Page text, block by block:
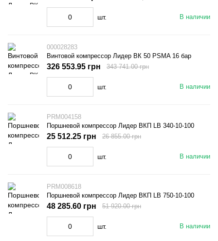
В наличии
шт.
000028283
Винтовой компрессор Лидер ВК 50 PSMA 16 бар
В наличии
326 553.95 грн 343 741.00 грн
шт.
PRM004158
Поршневой компрессор Лидер ВКП LB 340-10-100
В наличии
25 512.25 грн 26 855.00 грн
шт.
PRM008618
Поршневой компрессор Лидер ВКП LB 750-10-100
В наличии
48 285.60 грн 51 920.00 грн
шт.